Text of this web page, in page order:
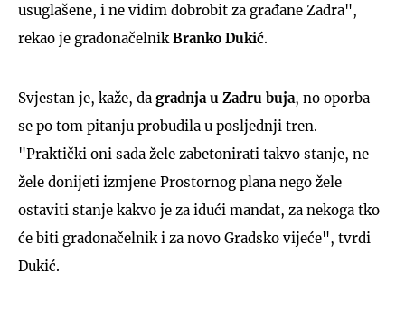
usuglašene, i ne vidim dobrobit za građane Zadra",
rekao je gradonačelnik Branko Dukić.
Svjestan je, kaže, da gradnja u Zadru buja, no oporba
se po tom pitanju probudila u posljednji tren.
"Praktički oni sada žele zabetonirati takvo stanje, ne
žele donijeti izmjene Prostornog plana nego žele
ostaviti stanje kakvo je za idući mandat, za nekoga tko
će biti gradonačelnik i za novo Gradsko vijeće", tvrdi
Dukić.